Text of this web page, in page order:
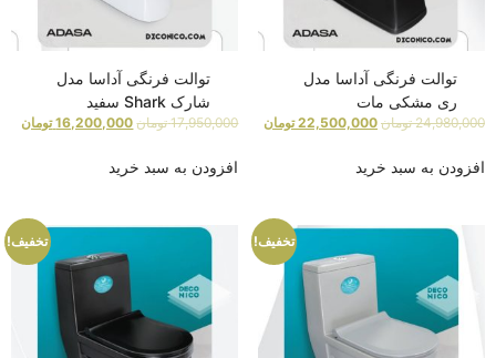
توالت فرنگی آداسا مدل
ری مشکی مات
24,980,000 تومان 22,500,000 تومان
افزودن به سبد خرید
توالت فرنگی آداسا مدل
شارک Shark سفید
17,950,000 تومان 16,200,000 تومان
افزودن به سبد خرید
تخفیف! تخفیف!